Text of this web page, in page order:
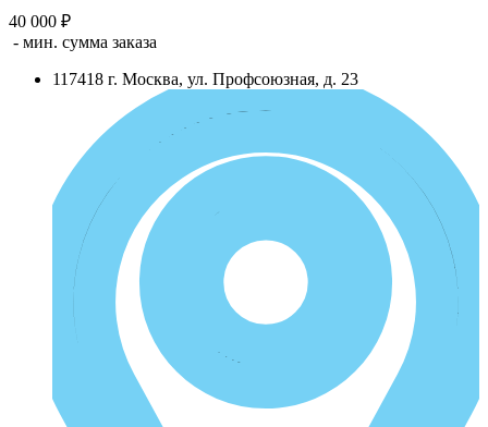
40 000 ₽
- мин. сумма заказа
117418 г. Москва, ул. Профсоюзная, д. 23